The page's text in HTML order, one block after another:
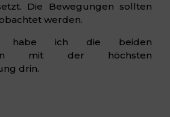
Die Bewegungen sollten
werden.
ich die beiden
mit der höchsten
drin.